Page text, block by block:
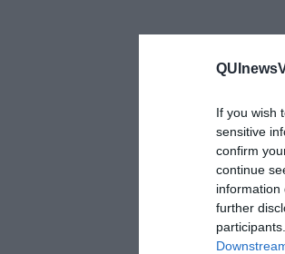
If you wish
sensitive
confirm
continue
information
further